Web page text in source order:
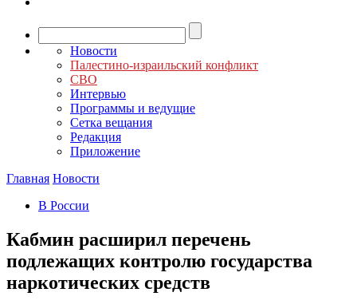
Новости
Палестино-израильский конфликт
СВО
Интервью
Программы и ведущие
Сетка вещания
Редакция
Приложение
Главная Новости
В России
Кабмин расширил перечень
подлежащих контролю государства
наркотических средств